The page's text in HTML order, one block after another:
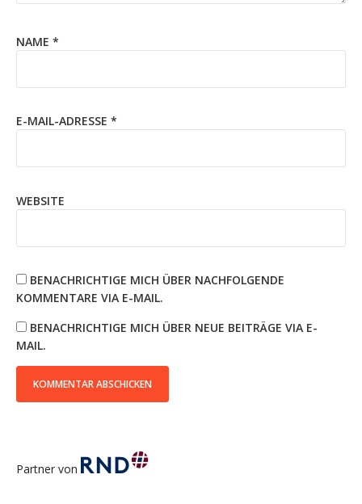
NAME *
E-MAIL-ADRESSE *
WEBSITE
BENACHRICHTIGE MICH ÜBER NACHFOLGENDE
KOMMENTARE VIA E-MAIL.
BENACHRICHTIGE MICH ÜBER NEUE BEITRÄGE VIA E-
MAIL.
Partner von